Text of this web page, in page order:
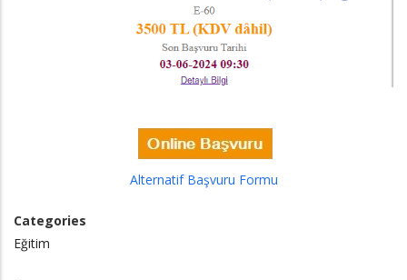
Alternatif Başvuru Formu
Categories
Eğitim